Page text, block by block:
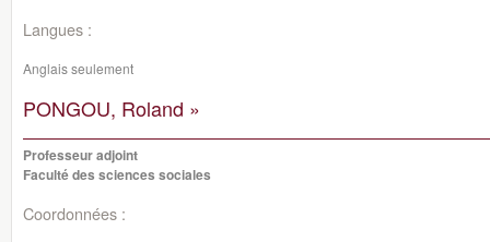
Langues :
Anglais seulement
PONGOU, Roland »
Professeur adjoint
Faculté des sciences sociales
Coordonnées :